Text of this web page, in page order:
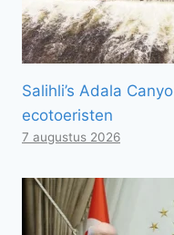
Salihli’s Adala
ecotoeristen
7 augustus 2026